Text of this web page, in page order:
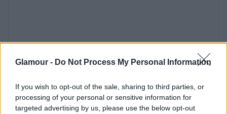
Glamour - Do Not Process My Personal Information
If you wish to opt-out of the sale, sharing to third parties, or
processing of your personal or sensitive information for
targeted advertising by us, please use the below opt-out